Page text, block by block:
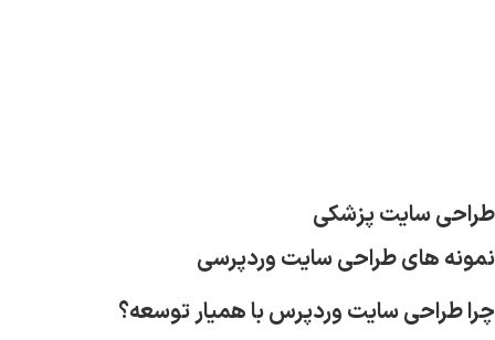
طراحی سایت پزشکی
نمونه های طراحی سایت وردپرسی
چرا طراحی سایت وردپرس با همیار توسعه؟